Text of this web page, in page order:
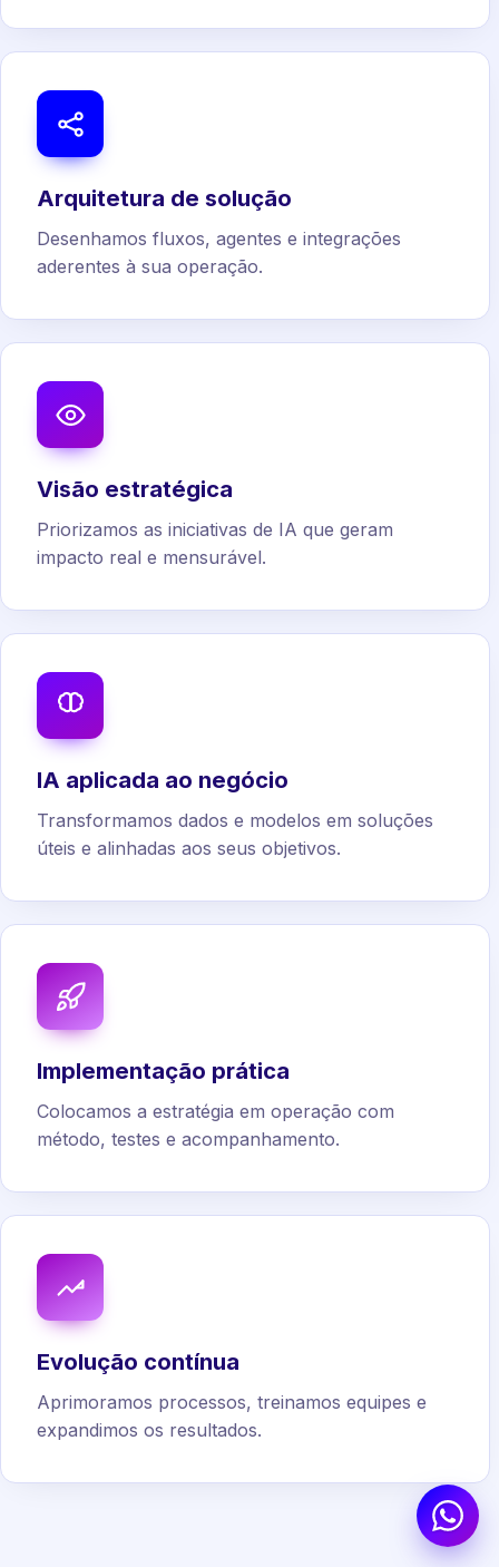
Arquitetura de solução
Desenhamos fluxos, agentes e integrações
aderentes à sua operação.
Visão estratégica
Priorizamos as iniciativas de IA que geram
impacto real e mensurável.
IA aplicada ao negócio
Transformamos dados e modelos em soluções
úteis e alinhadas aos seus objetivos.
Implementação prática
Colocamos a estratégia em operação com
método, testes e acompanhamento.
Evolução contínua
Aprimoramos processos, treinamos equipes e
expandimos os resultados.